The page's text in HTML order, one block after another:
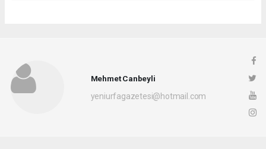
Mehmet Canbeyli
yeniurfagazetesi@hotmail.com